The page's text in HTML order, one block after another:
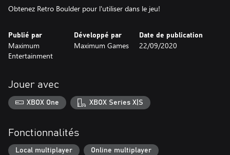
Obtenez Retro Boulder pour l'utiliser dans le jeu!
Publié par
Maximum
Entertainment
Développé par
Maximum Games
Date de publication
22/09/2020
Jouer avec
XBOX One XBOX Series X|S
Fonctionnalités
Local multiplayer Online multiplayer